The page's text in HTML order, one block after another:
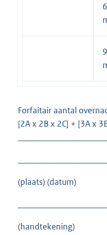
6
9
Forfaitair aantal
[2A x 2B x 2C] + [3A x
(plaats) (datum)
(handtekening)